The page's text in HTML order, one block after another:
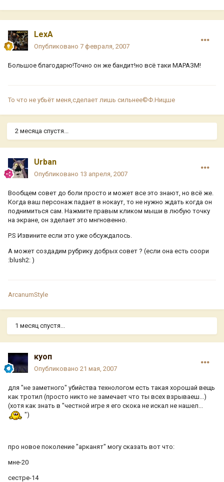
LexA
Опубликовано 7 февраля, 2007
Большое благодарю!Точно он же бандит!но всё таки МАРАЗМ!
То что не убьёт меня,сделает лишь сильнее©Ф.Ницше
2 месяца спустя...
Urban
Опубликовано 13 апреля, 2007
Вообщем совет до боли просто и может все это знают, но всё же.
Когда ваш персонаж падает в нокаут, то не нужно ждать когда он
поднимиться сам. Нажмите правым кликом мыши в любую точку
на экране, он зделает это мнгновенно.
P.S Извините если это уже обсуждалось.
А может создадим рубрику добрых совет ? (если она есть соори
:blush2: )
ArcanumStyle
1 месяц спустя...
куоп
Опубликовано 21 мая, 2007
для "не заметного" убийства технологом есть такая хорошай вещь
как тротил (просто никто не замечает что ты всех взрываеш...)
(хотя как знать в "честной игре я его скока не искал не нашел...
")
про новое поколение "арканят" могу сказать вот что:
мне-20
сестре-14